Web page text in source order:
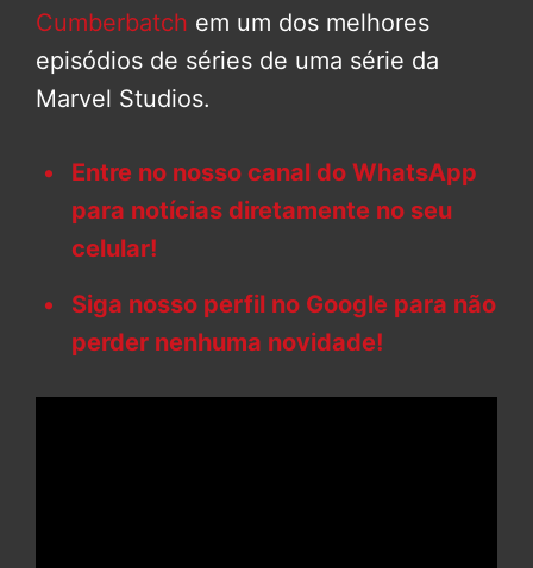
Cumberbatch em um dos melhores
episódios de séries de uma série da
Marvel Studios.
Entre no nosso canal do WhatsApp
para notícias diretamente no seu
celular!
Siga nosso perfil no Google para não
perder nenhuma novidade!